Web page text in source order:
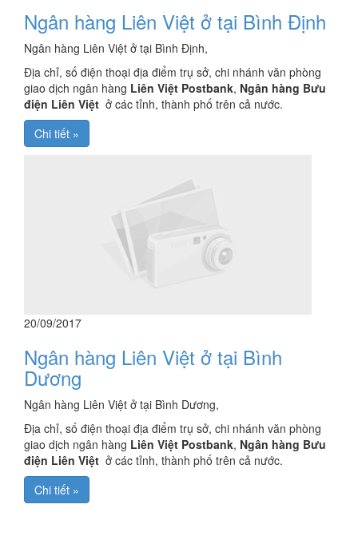
Ngân hàng Liên Việt ở tại Bình Định
Ngân hàng Liên Việt ở tại Bình Định,
Địa chỉ, số điện thoại địa điểm trụ sở, chi nhánh văn phòng
giao dịch ngân hàng Liên Việt Postbank, Ngân hàng Bưu
điện Liên Việt ở các tỉnh, thành phố trên cả nước.
Chi tiết »
20/09/2017
Ngân hàng Liên Việt ở tại Bình
Dương
Ngân hàng Liên Việt ở tại Bình Dương,
Địa chỉ, số điện thoại địa điểm trụ sở, chi nhánh văn phòng
giao dịch ngân hàng Liên Việt Postbank, Ngân hàng Bưu
điện Liên Việt ở các tỉnh, thành phố trên cả nước.
Chi tiết »